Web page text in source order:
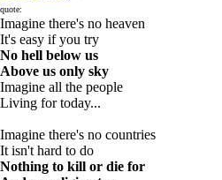
quote:
Imagine there's no heaven
It's easy if you try
No hell below us
Above us only sky
Imagine all the people
Living for today...
Imagine there's no countries
It isn't hard to do
Nothing to kill or die for